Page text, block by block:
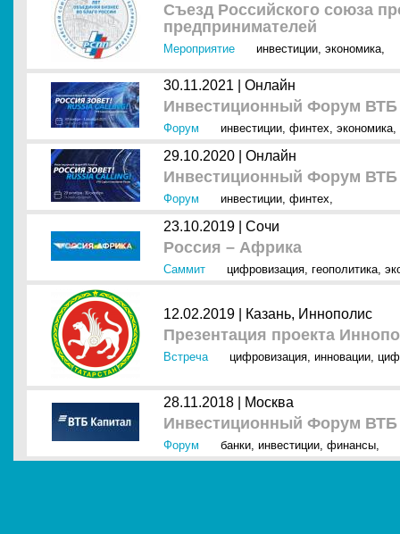
Съезд Российского союза
предпринимателей
Мероприятие инвестиции, экономика,
30.11.2021 | Онлайн
Инвестиционный Форум ВТБ
Форум инвестиции, финтех, экономика,
29.10.2020 | Онлайн
Инвестиционный Форум ВТБ
Форум инвестиции, финтех,
23.10.2019 | Сочи
Россия – Африка
Саммит цифровизация, геополитика,
12.02.2019 | Казань, Иннополис
Презентация проекта
Встреча цифровизация, инновации,
28.11.2018 | Москва
Инвестиционный Форум ВТБ
Форум банки, инвестиции, финансы,